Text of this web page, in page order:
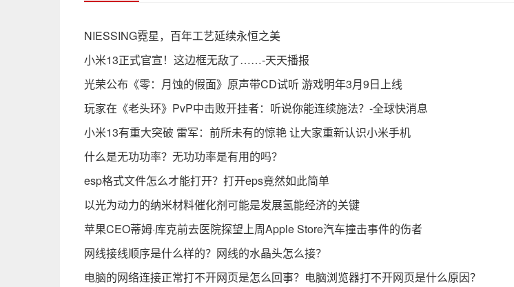
NIESSING霓星，百年工艺延续永恒之美
小米13正式官宣！这边框无敌了……-天天播报
光荣公布《零：月蚀的假面》原声带CD试听 游戏明年3月9日上线
玩家在《老头环》PvP中击败开挂者：听说你能连续施法？-全球快消息
小米13有重大突破 雷军：前所未有的惊艳 让大家重新认识小米手机
什么是无功功率？无功功率是有用的吗？
esp格式文件怎么才能打开？打开eps竟然如此简单
以光为动力的纳米材料催化剂可能是发展氢能经济的关键
苹果CEO蒂姆·库克前去医院探望上周Apple Store汽车撞击事件的伤者
网线接线顺序是什么样的？网线的水晶头怎么接？
电脑的网络连接正常打不开网页是怎么回事？电脑浏览器打不开网页是什么原因？